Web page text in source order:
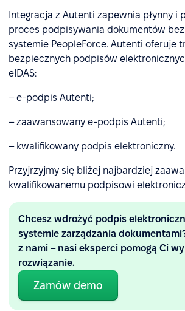
Integracja z Autenti zapewnia płynny i
proces podpisywania dokumentów
systemie PeopleForce. Autenti oferuje
bezpiecznych podpisów
eIDAS:
– e-podpis Autenti;
– zaawansowany e-podpis Autenti;
– kwalifikowany podpis elektroniczny.
Przyjrzyjmy się bliżej najbardziej
kwalifikowanemu podpisowi
Chcesz wdrożyć podpis
systemie zarządzania
z nami – nasi eksperci pomogą Ci
rozwiązanie.
Zamów demo